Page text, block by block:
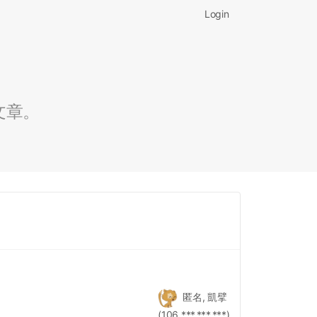
Login
。
匿名, 凱擘
(106.***.***.***)